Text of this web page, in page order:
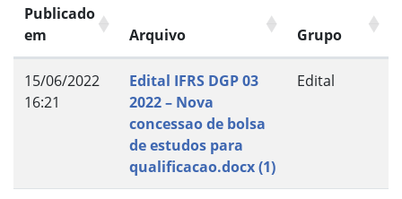
Publicado
em
Arquivo Grupo
15/06/2022
16:21
Edital IFRS DGP 03
2022 – Nova
concessao de bolsa
de estudos para
qualificacao.docx (1)
Edital